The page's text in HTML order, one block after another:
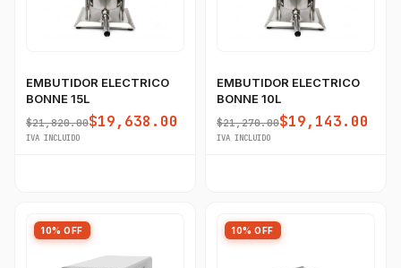
EMBUTIDOR ELECTRICO
BONNE 15L
$21,820.00$19,638.00
IVA INCLUIDO
EMBUTIDOR ELECTRICO
BONNE 10L
$21,270.00$19,143.00
IVA INCLUIDO
10% OFF 10% OFF